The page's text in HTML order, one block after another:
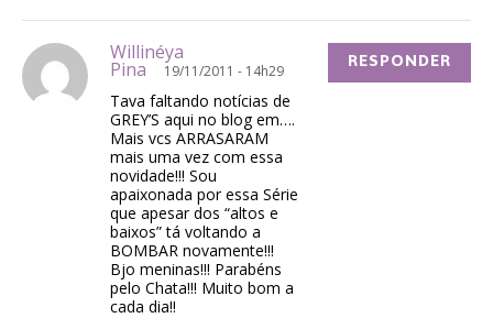
Willinéya
Pina 19/11/2011 - 14h29
Tava faltando notícias de
GREY’S aqui no blog em….
Mais vcs ARRASARAM
mais uma vez com essa
novidade!!! Sou
apaixonada por essa Série
que apesar dos “altos e
baixos” tá voltando a
BOMBAR novamente!!!
Bjo meninas!!! Parabéns
pelo Chata!!! Muito bom a
cada dia!!
RESPONDER